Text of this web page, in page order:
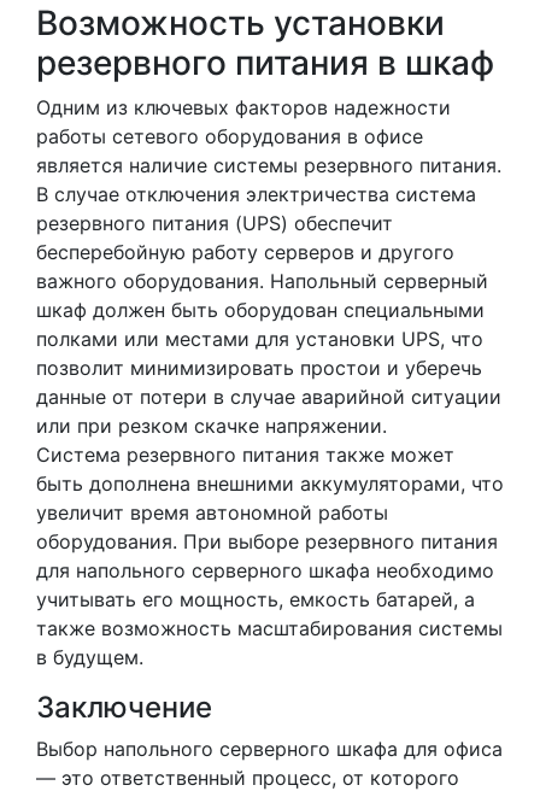
Возможность установки
резервного питания в шкаф
Одним из ключевых факторов надежности
работы сетевого оборудования в офисе
является наличие системы резервного питания.
В случае отключения электричества система
резервного питания (UPS) обеспечит
бесперебойную работу серверов и другого
важного оборудования. Напольный серверный
шкаф должен быть оборудован специальными
полками или местами для установки UPS, что
позволит минимизировать простои и уберечь
данные от потери в случае аварийной ситуации
или при резком скачке напряжении.
Система резервного питания также может
быть дополнена внешними аккумуляторами, что
увеличит время автономной работы
оборудования. При выборе резервного питания
для напольного серверного шкафа необходимо
учитывать его мощность, емкость батарей, а
также возможность масштабирования системы
в будущем.
Заключение
Выбор напольного серверного шкафа для офиса
— это ответственный процесс, от которого